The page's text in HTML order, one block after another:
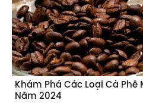
Khám Phá Các Loại Cà Phê
Năm 2024